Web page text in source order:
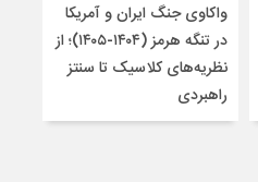
واکاوی جنگ ایران و آمریکا
در تنگه هرمز (۱۴۰۴-۱۴۰۵)؛ از
نظریه‌های کلاسیک تا سنتز
راهبردی